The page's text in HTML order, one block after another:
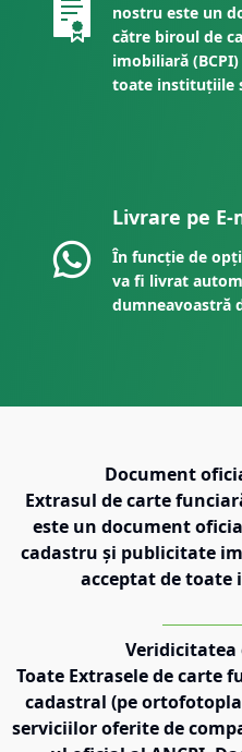
nostru este un
către biroul de
imobiliară
toate instituțiile
Livrare pe
În funcție de
va fi livrat
dumneavoastră
Document
Extrasul de carte
este un document
cadastru și publicitate
acceptat de
Toate Extrasele de carte
cadastral (pe
serviciilor oferite de